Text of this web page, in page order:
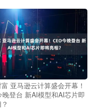
亚马逊云计算盛会开幕！
晚登台 新AI模型和AI芯片即